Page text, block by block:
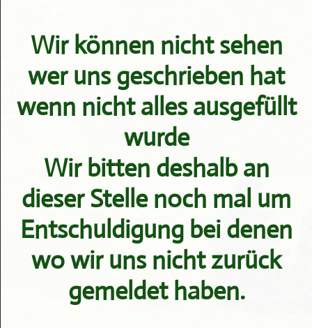
Wir können nicht sehen
wer uns geschrieben hat
wenn nicht alles ausgefüllt
wurde
Wir bitten deshalb an
dieser Stelle noch mal um
Entschuldigung bei denen
wo wir uns nicht zurück
gemeldet haben.